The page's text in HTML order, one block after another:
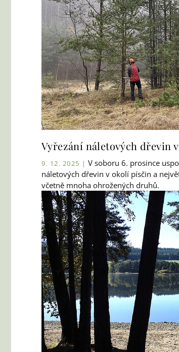
Vyřezání náletových dřevin
9. 12. 2025 | V soboru 6. prosince
náletových dřevin v okolí písčin a
včetně mnoha ohrožených druhů.